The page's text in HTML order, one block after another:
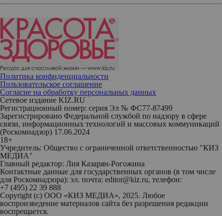
Политика конфиденциальности
Пользовательское соглашение
Согласие на обработку персональных данных
Сетевое издание KIZ.RU
Регистрационный номер: серия Эл № ФС77-87499
Зарегистрировано Федеральной службой по надзору в сфере
связи, информационных технологий и массовых коммуникаций
(Роскомнадзор) 17.06.2024
18+
Учредитель: Общество с ограниченной ответственностью "КИЗ
МЕДИА"
Главный редактор: Лия Казарян-Рогожина
Контактные данные для государственных органов (в том числе
для Роскомнадзора): эл. почта: editor@kiz.ru, телефон:
+7 (495) 22 39 888
Copyright (с) ООО «КИЗ МЕДИА», 2025. Любое
воспроизведение материалов сайта без разрешения редакции
воспрещается.